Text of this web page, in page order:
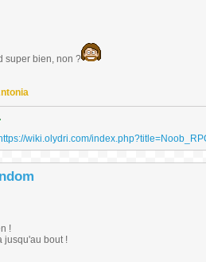
super bien, non ?
https://wiki.olydri.com/
!
jusqu'au bout !